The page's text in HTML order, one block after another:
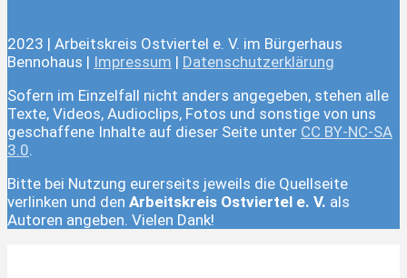
2023 | Arbeitskreis Ostviertel e. V. im Bürgerhaus
Bennohaus | Impressum | Datenschutzerklärung
Sofern im Einzelfall nicht anders angegeben, stehen alle
Texte, Videos, Audioclips, Fotos und sonstige von uns
geschaffene Inhalte auf dieser Seite unter CC BY-NC-SA
3.0.
Bitte bei Nutzung eurerseits jeweils die Quellseite
verlinken und den Arbeitskreis Ostviertel e. V. als
Autoren angeben. Vielen Dank!